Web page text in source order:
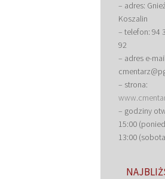
– adres:
Koszalin
– telefon: 94
92
– adres e-
– strona:
– godziny
15:00
13:00